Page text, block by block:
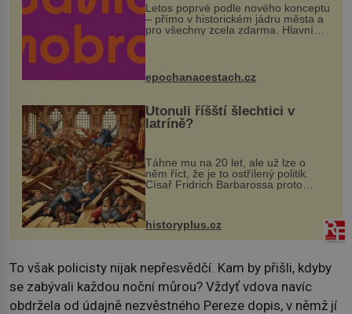
Letos poprvé podle nového konceptu
– přímo v historickém jádru města a
pro všechny zcela zdarma. Hlavní
program se odehraje na Karlově a
mohou těšit na víno, burčák, pes...
epochanacestach.cz
Utonuli říšští šlechtici v
latríně?
Táhne mu na 20 let, ale už lze o
něm říct, že je to ostřílený politik.
Císař Fridrich Barbarossa proto
posílá svého syna a dědice Jindřicha
VI. do Erfurtu, aby se stal
prostředníkem při řešení sporu m...
historyplus.cz
To však policisty nijak nepřesvědčí. Kam by přišli, kdyby
se zabývali každou noční můrou? Vždyť vdova navíc
obdržela od údajně nezvěstného Pereze dopis, v němž jí